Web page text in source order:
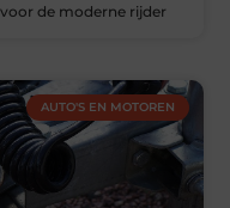
de moderne rijder
AUTO'S EN MOTOREN